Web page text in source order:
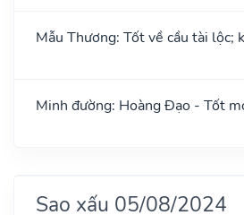
Mẫu Thương: Tốt về cầu tài lộc;
Minh đường: Hoàng Đạo - Tốt
Sao xấu 05/08/2024